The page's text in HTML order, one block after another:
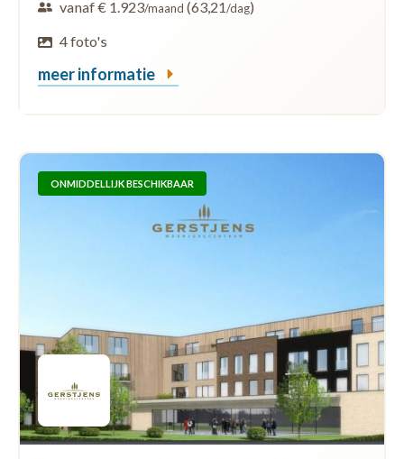
vanaf € 1.923/maand (63,21/dag)
4 foto's
meer informatie
ONMIDDELLIJK BESCHIKBAAR